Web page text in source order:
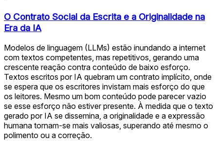
O Contrato Social da Escrita e a Originalidade na
Era da IA
Modelos de linguagem (LLMs) estão inundando a internet
com textos competentes, mas repetitivos, gerando uma
crescente reação contra conteúdo de baixo esforço.
Textos escritos por IA quebram um contrato implícito, onde
se espera que os escritores invistam mais esforço do que
os leitores. Mesmo um bom conteúdo pode parecer vazio
se esse esforço não estiver presente. À medida que o texto
gerado por IA se dissemina, a originalidade e a expressão
humana tornam-se mais valiosas, superando até mesmo o
polimento ou a correção.